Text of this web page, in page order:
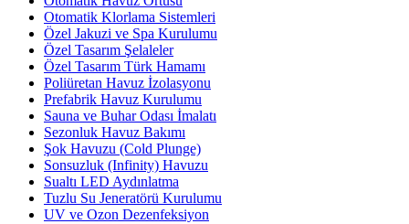
Otomatik Klorlama Sistemleri
Özel Jakuzi ve Spa Kurulumu
Özel Tasarım Şelaleler
Özel Tasarım Türk Hamamı
Poliüretan Havuz İzolasyonu
Prefabrik Havuz Kurulumu
Sauna ve Buhar Odası İmalatı
Sezonluk Havuz Bakımı
Şok Havuzu (Cold Plunge)
Sonsuzluk (Infinity) Havuzu
Sualtı LED Aydınlatma
Tuzlu Su Jeneratörü Kurulumu
UV ve Ozon Dezenfeksiyon